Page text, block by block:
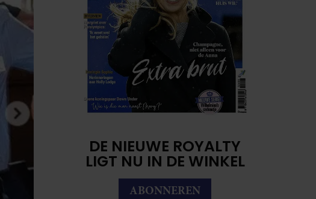
DE NIEUWE ROYALTY
LIGT NU IN DE WINKEL
ABONNEREN